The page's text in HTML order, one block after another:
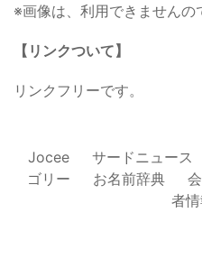
※画像は、利用できませんの
【リンクついて】
リンクフリーです。
Jocee サードニュース
ゴリー
お名前辞典
者